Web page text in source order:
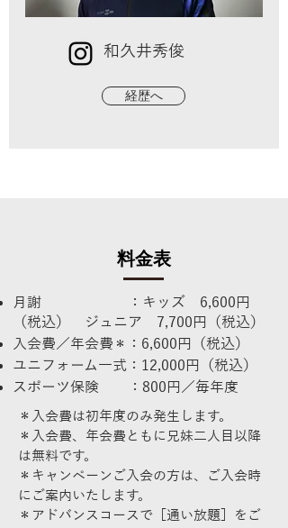
​和久井秀俊
経歴へ
料金表
月謝 ：キッズ 6,600円
（税込） ジュニア 7,700円（税込）
入会費／年会費 ＊
：6,600円（税込）
ユニフォーム一式：12,000円（税込）
スポーツ保険 ：800円／毎年度
＊入会費は初年度のみ発生します。
＊入会費、年会費ともに兄妹二人目以降
は無料です。
＊キャンペーンご入会の方は、ご入会時
にご案内いたします。
＊アドバンスコースで［通い放題］をご